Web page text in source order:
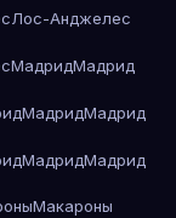
Лос-Анджелес
МадридМадрид
МадридМадрид
МадридМадрид
Макароны